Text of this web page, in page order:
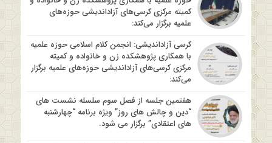
کمیته مرکزی کرسی‌های آزاداندیشی حوزه‌های
علمیه برگزار می‌کند:
کرسی آزاداندیشی: انجمن کلام اسلامی حوزه علمیه
با همکاری پژوهشکده زن و خانواده و کمیته
مرکزی کرسی‌های آزاداندیشی حوزه‌های علمیه برگزار
می‌کند:
هفتمین جلسه از فصل سوم سلسله نشست های
“دین و چالش های روز” ویژه برنامه “چهارشنبه
های اعتقادی” برگزار می شود.